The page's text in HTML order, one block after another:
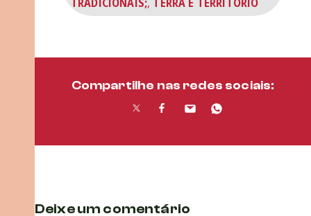
Compartilhe nas redes sociais:
Deixe um comentário